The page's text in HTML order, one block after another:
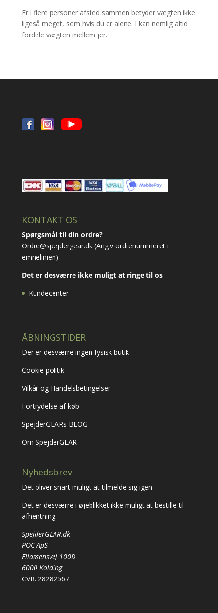
Er i flere personer afsted sammen betyder vægten ikke
ligeså meget, som hvis du er alene. I kan nemlig altid
fordele vægten mellem jer.
KONTAKT OS
Spørgsmål til din ordre?
Ordre@spejdergear.dk(Angiv ordrenummeret i
emnelinien)
Det er desværre ikke muligt at ringe til os
Kundecenter
ÅBNINGSTIDER
Der er desværre ingen fysisk butik
Cookie politik
Vilkår og Handelsbetingelser
Fortrydelse af køb
SpejderGEARs BLOG
Om SpejderGEAR
Nyhedsbrev
Det bliver snart muligt at tilmelde sig igen
Det er desværre i øjeblikket ikke muligt at bestille til
afhentning.
SpejderGEAR.dk
POC ApS
Eliassensvej 100D
6000 Kolding
CVR: 28282567